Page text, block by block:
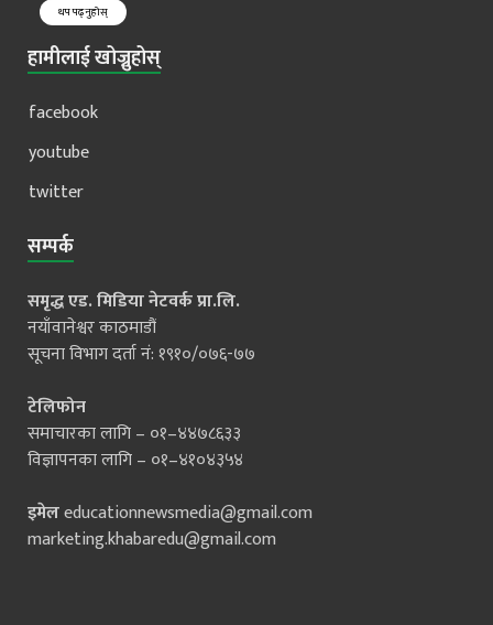
थप पढ्नुहोस्
हामीलाई खोज्नुहोस्
facebook
youtube
twitter
सम्पर्क
समृद्ध एड. मिडिया नेटवर्क प्रा.लि.
नयाँवानेश्वर काठमाडौं
सूचना विभाग दर्ता नं: १९१०/०७६-७७
टेलिफोन
समाचारका लागि – ०१–४४७८६३३
विज्ञापनका लागि – ०१–४१०४३५४
इमेलeducationnewsmedia@gmail.com
marketing.khabaredu@gmail.com